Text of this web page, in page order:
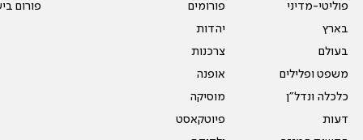
פוליטי-מדיני
בארץ
בעולם
משפט ופלילים
כלכלה ונדל"ן
דעות
פורומים
יהדות
צרכנות
אופנה
מוסיקה
פיוטקאסט
פורום